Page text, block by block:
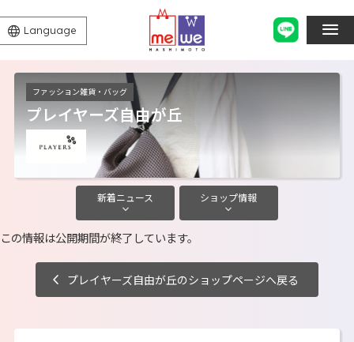
Language
ファッション雑貨・バッグ
プレイヤーズ自由が丘
新着ニュース ショップ情報
この情報は公開期間が終了しています。
プレイヤーズ自由が丘のショップページへ戻る